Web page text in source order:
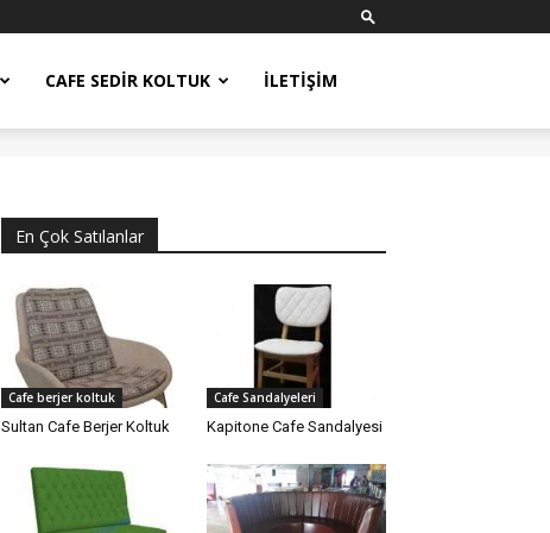
CAFE SEDIR KOLTUK İLETIŞIM
En Çok Satılanlar
Cafe berjer koltuk
Sultan Cafe Berjer Koltuk
Cafe Sandalyeleri
Kapitone Cafe Sandalyesi